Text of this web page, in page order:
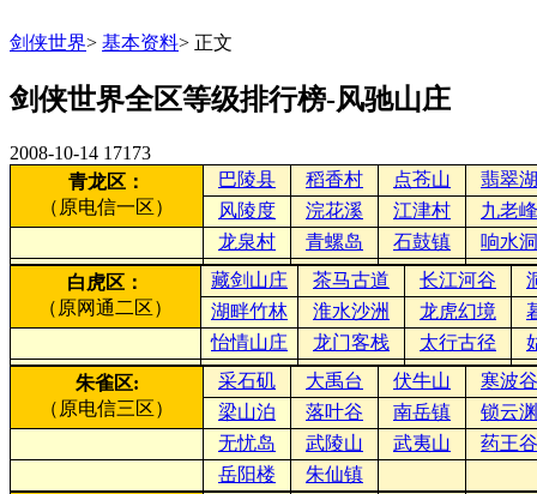
剑侠世界> 基本资料> 正文
剑侠世界全区等级排行榜-风驰山庄
2008-10-14 17173
青龙区：
（原电信一区）
巴陵县 稻香村 点苍山
翡翠湖
风陵度
浣花溪 江津村
九老峰
龙泉村
青螺岛 石鼓镇
响水洞
白虎区：
（原网通二区）
藏剑山庄 茶马古道 长江河谷
湖畔竹林
淮水沙洲 龙虎幻境
怡情山庄
龙门客栈 太行古径
朱雀区:
（原电信三区）
采石矶 大禹台 伏牛山
寒波谷
梁山泊
落叶谷 南岳镇
锁云渊
无忧岛
武陵山 武夷山
药王谷
岳阳楼
朱仙镇